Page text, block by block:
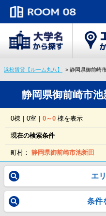
浜松賃貸【ルーム丸八】 静岡県御前崎
静岡県御前崎市
0棟｜0室｜0～0 棟を表示
現在の検索条件
町村：静岡県御前崎市池新田
エ
条件